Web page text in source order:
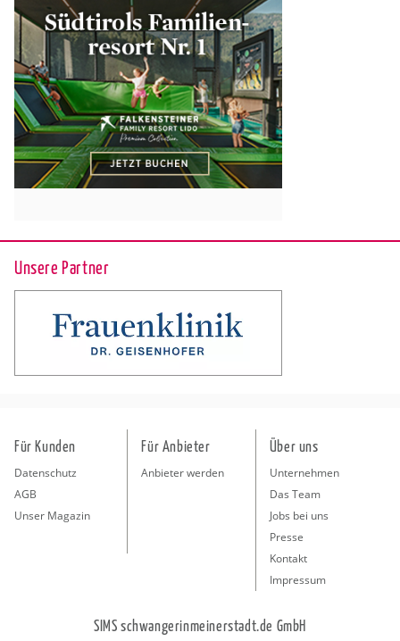
Unsere Partner
Für Kunden
Datenschutz
AGB
Unser Magazin
Für Anbieter
Anbieter werden
Über uns
Unternehmen
Das Team
Jobs bei uns
Presse
Kontakt
Impressum
SIMS schwangerinmeinerstadt.de GmbH